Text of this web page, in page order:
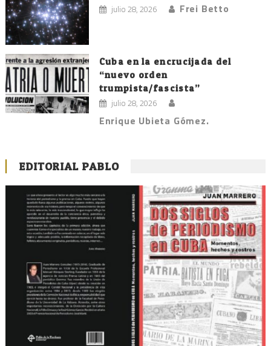
julio 28, 2026 Frei Betto
Cuba en la encrucijada del
“nuevo orden
trumpista/fascista”
julio 28, 2026
Enrique Ubieta Gómez.
EDITORIAL PABLO